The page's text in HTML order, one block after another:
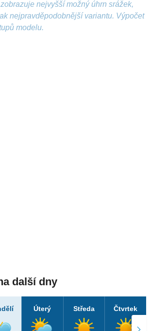
nejvyšší možný úhrn srážek,
nejpravděpodobnější variantu. Výpočet
modelu.
další dny
Úterý Středa Čtvrtek